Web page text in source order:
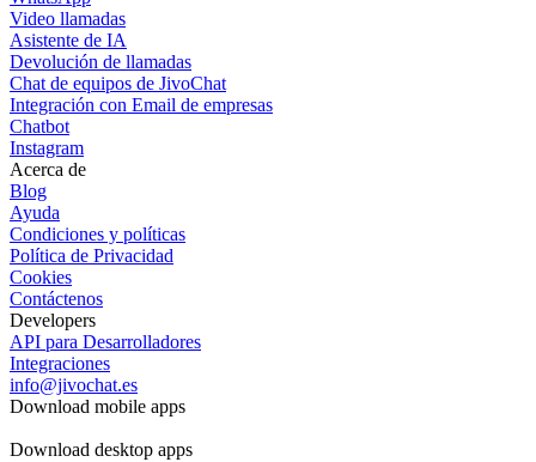
Video llamadas
Asistente de IA
Devolución de llamadas
Chat de equipos de JivoChat
Integración con Email de empresas
Chatbot
Instagram
Acerca de
Blog
Ayuda
Condiciones y políticas
Política de Privacidad
Cookies
Contáctenos
Developers
API para Desarrolladores
Integraciones
info@jivochat.es
Download mobile apps
Download desktop apps